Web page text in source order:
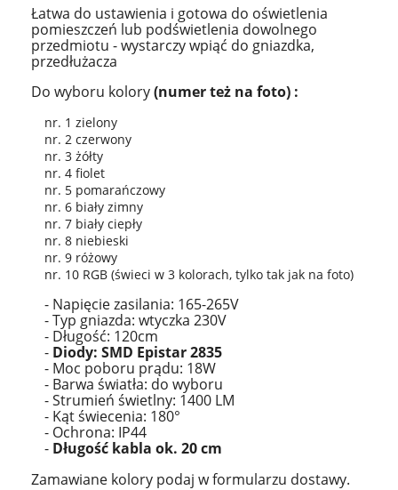
Łatwa do ustawienia i gotowa do oświetlenia
pomieszczeń lub podświetlenia dowolnego
przedmiotu - wystarczy wpiąć do gniazdka,
przedłużacza
Do wyboru kolory(numer też na foto) :
nr. 1 zielony
nr. 2 czerwony
nr. 3 żółty
nr. 4 fiolet
nr. 5 pomarańczowy
nr. 6 biały zimny
nr. 7 biały ciepły
nr. 8 niebieski
nr. 9 różowy
nr. 10 RGB (świeci w 3 kolorach, tylko tak jak na foto)
- Napięcie zasilania: 165-265V
- Typ gniazda: wtyczka 230V
- Długość: 120cm
- Diody: SMD Epistar 2835
- Moc poboru prądu: 18W
- Barwa światła: do wyboru
- Strumień świetlny: 1400 LM
- Kąt świecenia: 180°
- Ochrona: IP44
- Długość kabla ok. 20 cm
Zamawiane kolory podaj w formularzu dostawy.